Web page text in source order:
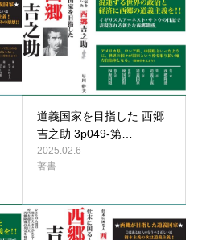
道義国家を目指した 西郷
吉之助 3p049-第…
2025.02.6
著書